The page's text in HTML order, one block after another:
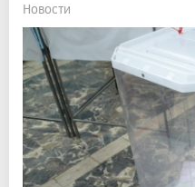
Новости